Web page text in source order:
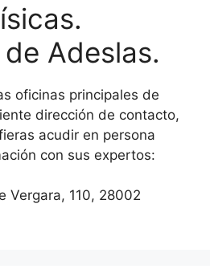
Adeslas.
oficinas principales de
dirección de contacto,
acudir en persona
con sus expertos:
Vergara, 110, 28002